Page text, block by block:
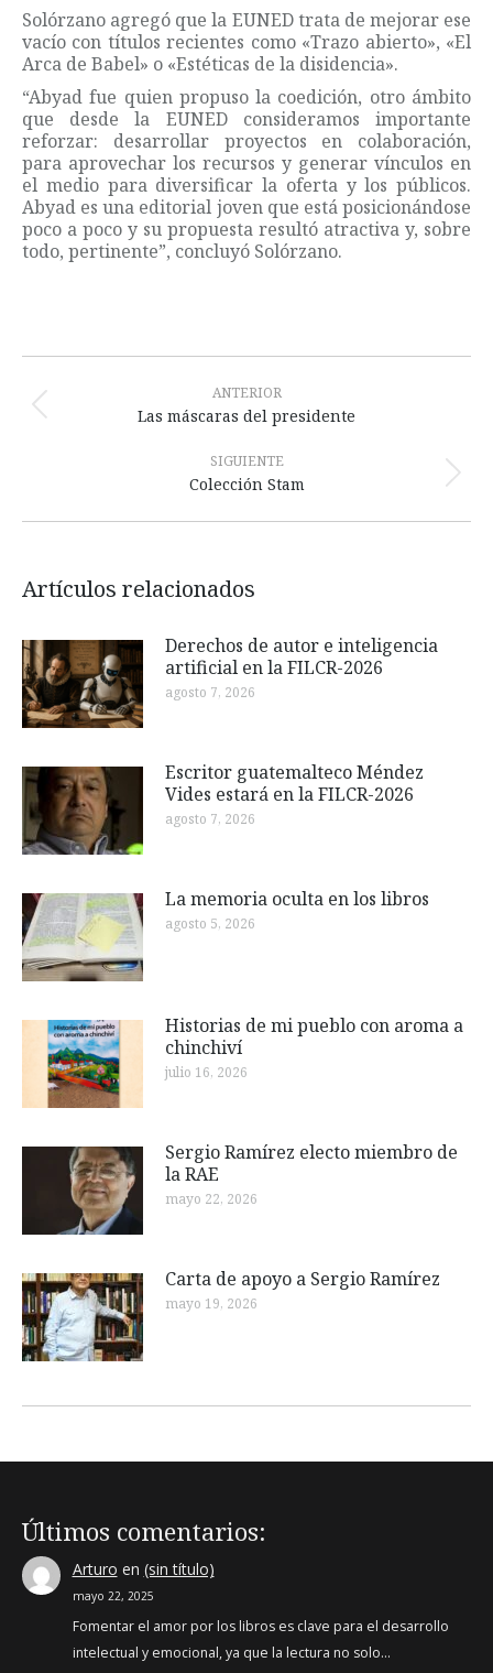
Solórzano agregó que la EUNED trata de mejorar ese
vacío con títulos recientes como «Trazo abierto», «El
Arca de Babel» o «Estéticas de la disidencia».
“Abyad fue quien propuso la coedición, otro ámbito
que desde la EUNED consideramos importante
reforzar: desarrollar proyectos en colaboración,
para aprovechar los recursos y generar vínculos en
el medio para diversificar la oferta y los públicos.
Abyad es una editorial joven que está posicionándose
poco a poco y su propuesta resultó atractiva y, sobre
todo, pertinente”, concluyó Solórzano.
entre
publicaciones
ANTERIOR
Publicación
Las máscaras del presidente
SIGUIENTE
Publicación
Colección Stam
Artículos relacionados
Derechos de autor e inteligencia
artificial en la FILCR-2026
agosto 7, 2026
Escritor guatemalteco Méndez
Vides estará en la FILCR-2026
agosto 7, 2026
La memoria oculta en los libros
agosto 5, 2026
Historias de mi pueblo con aroma a
chinchiví
julio 16, 2026
Sergio Ramírez electo miembro de
la RAE
mayo 22, 2026
Carta de apoyo a Sergio Ramírez
mayo 19, 2026
Últimos comentarios:
Arturo en (sin título)
mayo 22, 2025
Fomentar el amor por los libros es clave para el desarrollo
intelectual y emocional, ya que la lectura no solo…